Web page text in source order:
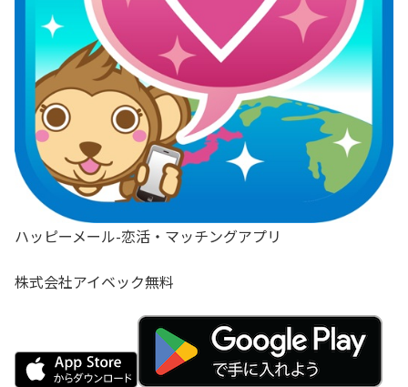
ハッピーメール-恋活・マッチングアプリ
株式会社アイベック無料